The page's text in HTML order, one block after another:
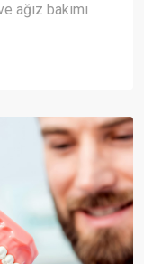
ağız bakımı